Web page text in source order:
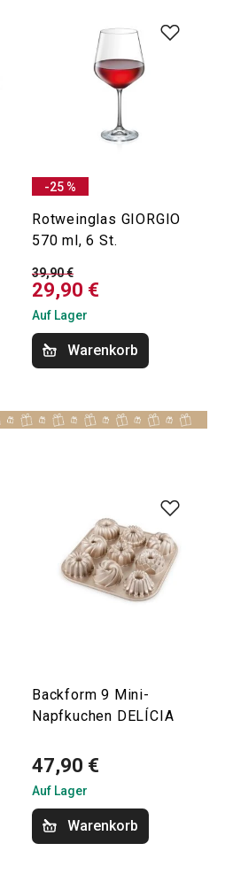
-25 %
Rotweinglas GIORGIO
570 ml, 6 St.
39,90 €
29,90 €
Auf Lager
Warenkorb
Backform 9 Mini-
Napfkuchen DELÍCIA
47,90 €
Auf Lager
Warenkorb